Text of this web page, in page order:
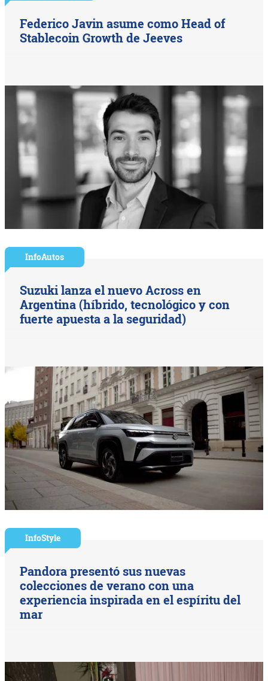
Federico Javin asume como Head of
Stablecoin Growth de Jeeves
InfoAutos
Suzuki lanza el nuevo Across en
Argentina (híbrido, tecnológico y con
fuerte apuesta a la seguridad)
InfoStyle
Pandora presentó sus nuevas
colecciones de verano con una
experiencia inspirada en el espíritu del
mar